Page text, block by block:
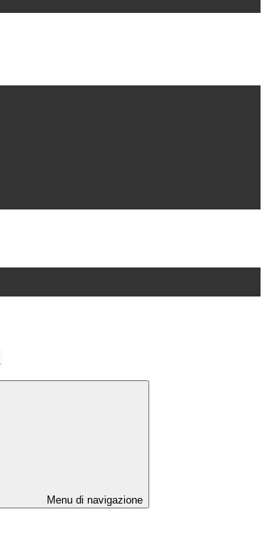
Menu di navigazione